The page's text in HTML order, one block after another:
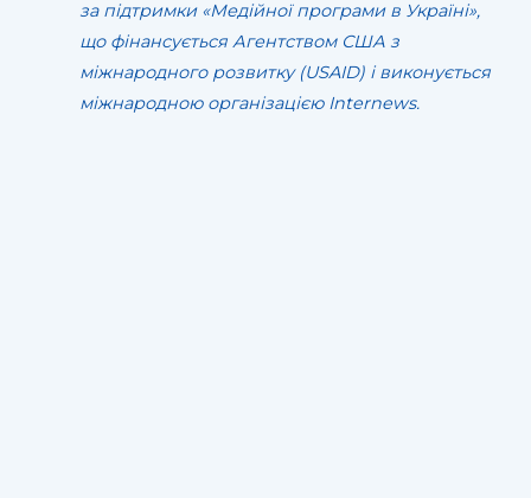
за підтримки «Медійної програми в Україні»,
що фінансується Агентством США з
міжнародного розвитку (USAID) і виконується
міжнародною організацією Internews.